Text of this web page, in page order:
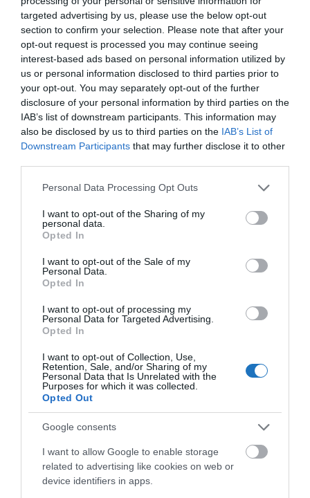
targeted advertising by us, please use the below opt-out
section to confirm your selection. Please note that after your
opt-out request is processed you may continue seeing
interest-based ads based on personal information utilized by
us or personal information disclosed to third parties prior to
your opt-out. You may separately opt-out of the further
disclosure of your personal information by third parties on the
IAB’s list of downstream participants. This information may
also be disclosed by us to third parties on the IAB’s List of
Downstream Participants that may further disclose it to other
Please note that this website/app uses one or more Google
not limited to your visit or usage behaviour. You may click to
grant or deny consent to Google and its third-party tags to
use your data for below specified purposes in below Google
consent section.
Personal Data Processing Opt Outs
I want to opt-out of the Sharing of my
personal data.
Opted In
I want to opt-out of the Sale of my
Personal Data.
Opted In
I want to opt-out of processing my
Personal Data for Targeted Advertising.
Opted In
I want to opt-out of Collection, Use,
Retention, Sale, and/or Sharing of my
Personal Data that Is Unrelated with the
Purposes for which it was collected.
Opted Out
Google consents
I want to allow Google to enable storage
related to advertising like cookies on web or
device identifiers in apps.
TOVÁBBI CIKKEK
HETI BÖLCSESSÉG
"Az ember, aki a tengert nézi, szerelemtől
sújtott gyerek." Jean-Michel Maulpoix
AIRBNB AJÁNLÓ AUSZTRIA